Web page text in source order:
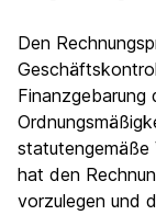
Den
Finanzgebarung
statutengemäße
hat den
vorzulegen und